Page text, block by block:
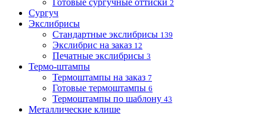
Готовые сургучные оттиски 2
Сургуч
Экслибрисы
Стандартные экслибрисы 139
Экслибрис на заказ 12
Печатные экслибрисы 3
Термо-штампы
Термоштампы на заказ 7
Готовые термоштампы 6
Термоштампы по шаблону 43
Металлические клише